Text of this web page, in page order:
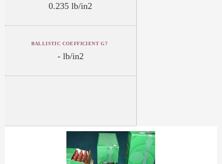
0.235 lb/in2
BALLISTIC COEFFICIENT G7
- lb/in2